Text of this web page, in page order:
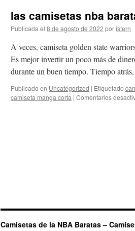
las camisetas nba
Publicada el 8 de agosto de 2022 poristern
A veces, camiseta golden state
Es mejor invertir un poco más de
durante un buen tiempo. Tiempo
Publicado en Uncategorized | Etiquetado
camiseta manga corta | Comentarios
Camisetas de la NBA Baratas –